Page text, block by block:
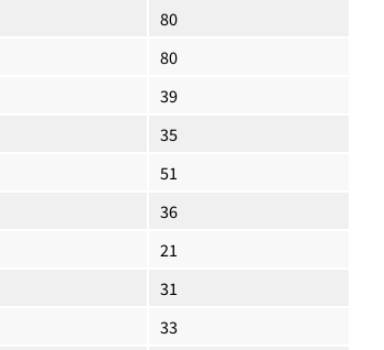
80
80
39
35
51
36
21
31
33